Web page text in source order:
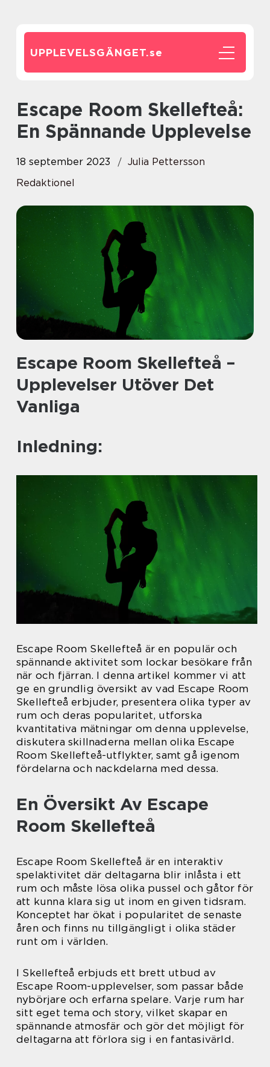
UPPLEVELSGÄNGET.se
Escape Room Skellefteå:
En Spännande Upplevelse
18 september 2023
Julia Pettersson
Redaktionel
Escape Room Skellefteå –
Upplevelser Utöver Det
Vanliga
Inledning:
Escape Room Skellefteå är en populär och
spännande aktivitet som lockar besökare från
när och fjärran. I denna artikel kommer vi att
ge en grundlig översikt av vad Escape Room
Skellefteå erbjuder, presentera olika typer av
rum och deras popularitet, utforska
kvantitativa mätningar om denna upplevelse,
diskutera skillnaderna mellan olika Escape
Room Skellefteå-utflykter, samt gå igenom
fördelarna och nackdelarna med dessa.
En Översikt Av Escape
Room Skellefteå
Escape Room Skellefteå är en interaktiv
spelaktivitet där deltagarna blir inlåsta i ett
rum och måste lösa olika pussel och gåtor för
att kunna klara sig ut inom en given tidsram.
Konceptet har ökat i popularitet de senaste
åren och finns nu tillgängligt i olika städer
runt om i världen.
I Skellefteå erbjuds ett brett utbud av
Escape Room-upplevelser, som passar både
nybörjare och erfarna spelare. Varje rum har
sitt eget tema och story, vilket skapar en
spännande atmosfär och gör det möjligt för
deltagarna att förlora sig i en fantasivärld.